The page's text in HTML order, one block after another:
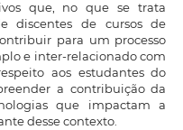
que, no que se trata
discentes de cursos de
para um processo
e inter-relacionado com
aos estudantes do
a contribuição da
que impactam a
desse contexto.